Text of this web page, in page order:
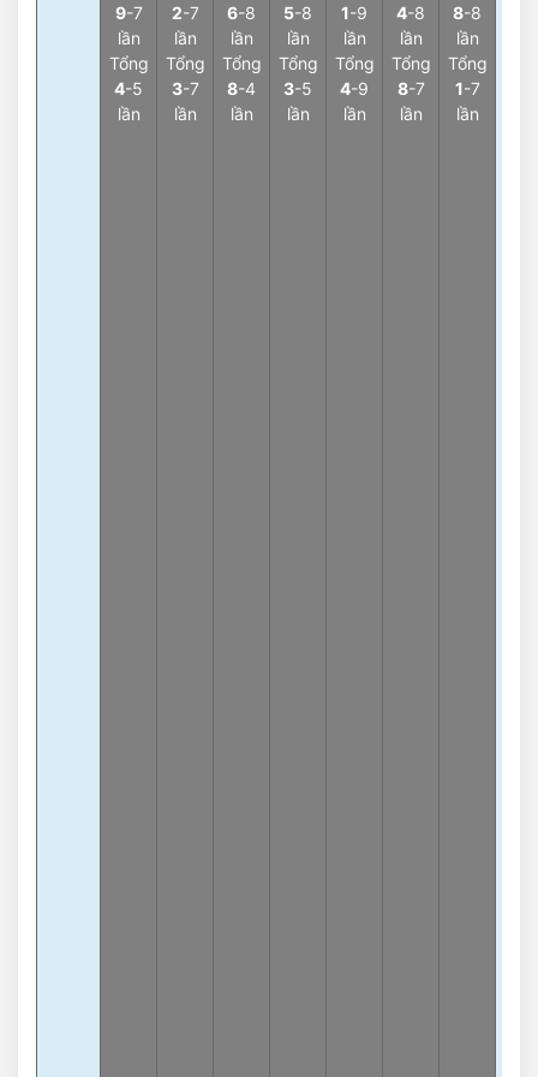
9-7
lần
Tổng
4-5
lần
2-7
lần
Tổng
3-7
lần
6-8
lần
Tổng
8-4
lần
5-8
lần
Tổng
3-5
lần
1-9
lần
Tổng
4-9
lần
4-8
lần
Tổng
8-7
lần
8-8
lần
Tổng
1-7
lần